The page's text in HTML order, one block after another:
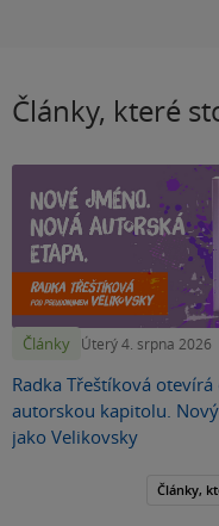
Články, které
Články Úterý 4. srpna 2026
Radka Třeštíková otevírá
autorskou kapitolu.
jako Velikovsky
Články,